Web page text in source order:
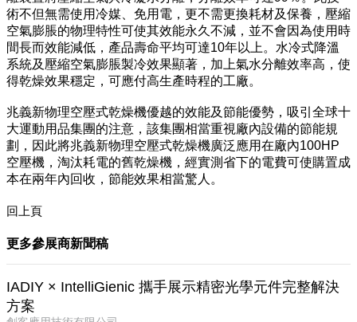
術不但無需使用冷媒、免用電，更不需更換耗材及保養，壓縮
空氣膨脹的物理特性可使其效能永久不減，並不會因為使用時
間長而效能減低，產品壽命平均可達10年以上。水冷式降溫
系統及壓縮空氣膨脹製冷效果顯著，加上氣水分離效率高，使
得乾燥效果穩定，可應付高生產時程的工廠。
兆義新物理空壓式乾燥機優越的效能及節能優勢，吸引全球十
大運動用品集團的注意，該集團相當重視廠內設備的節能規
劃，因此將兆義新物理空壓式乾燥機廣泛應用在廠內100HP
空壓機，淘汰耗電的舊乾燥機，經實測省下的電費可使購置成
本在兩年內回收，節能效果相當驚人。
回上頁
更多參展商新聞稿
IADIY × IntelliGienic 攜手展示精密光學元件完整解決
方案